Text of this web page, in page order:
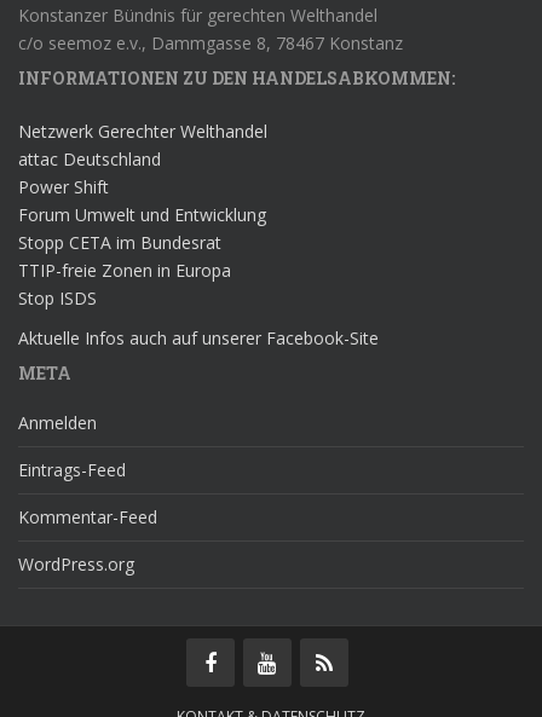
Konstanzer Bündnis für gerechten Welthandel
c/o seemoz e.v., Dammgasse 8, 78467 Konstanz
INFORMATIONEN ZU DEN HANDELSABKOMMEN:
Netzwerk Gerechter Welthandel
attac Deutschland
Power Shift
Forum Umwelt und Entwicklung
Stopp CETA im Bundesrat
TTIP-freie Zonen in Europa
Stop ISDS
Aktuelle Infos auch auf unserer Facebook-Site
META
Anmelden
Eintrags-Feed
Kommentar-Feed
WordPress.org